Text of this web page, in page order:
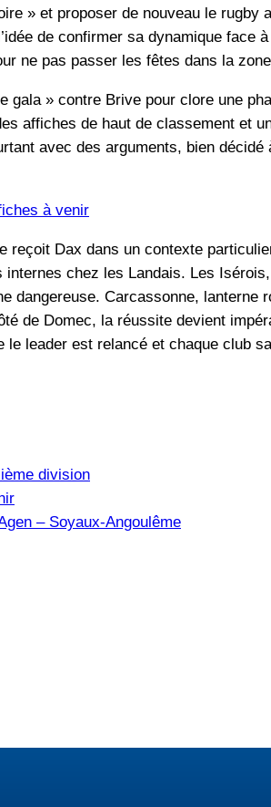
» et proposer de nouveau le rugby
de confirmer sa dynamique face
ne pas passer les fêtes dans la
» contre Brive pour clore une
affiches de haut de classement et
avec des arguments, bien
à venir
reçoit Dax dans un contexte
chez les Landais. Les
dangereuse. Carcassonne,
de Domec, la réussite devient
leader est relancé et chaque club
division
– Soyaux-Angoulême